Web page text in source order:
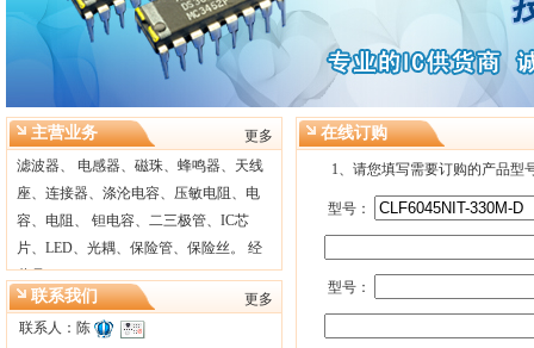
主营业务
更多
滤波器、 电感器、磁珠、蜂鸣器、天线
座、连接器、涤沦电容、压敏电阻、电
容、电阻、 钽电容、二三极管、IC芯
片、LED、光耦、保险管、保险丝。 经
营品…
联系我们
更多
联系人：陈
在线订购
1、请您填写需要订购的产品型
型号：
型号：